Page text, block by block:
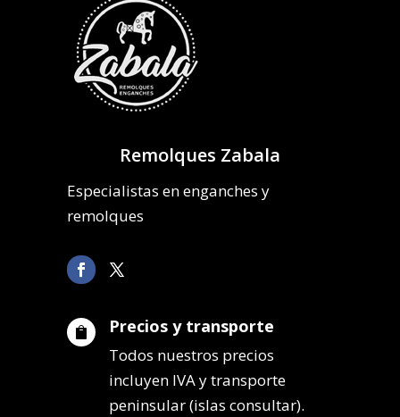
Remolques Zabala
Especialistas en enganches y
remolques
 Precios y transporte
Todos nuestros precios
incluyen IVA y transporte
peninsular (islas consultar).